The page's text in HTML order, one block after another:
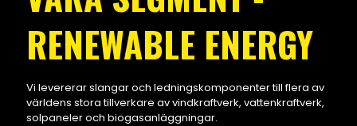
RENEWABLE ENERGY
Vi levererar slangar och ledningskomponenter till flera av
världens stora tillverkare av vindkraftverk, vattenkraftverk,
solpaneler och biogasanläggningar.